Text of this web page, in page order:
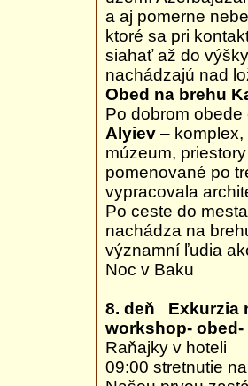
a aj pomerne
ktoré sa pri
siahať až do
nachádzajú nad
Obed na brehu
Po dobrom
Alyiev –
múzeum,
pomenované po
vypracovala
Po ceste do
nachádza na
významní ľudia
Noc v Baku
8. deň Exkurzia
workshop-
Raňajky v hoteli
09:00 stretnutie